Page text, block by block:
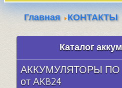
Главная КОНТАКТЫ
Каталог
АККУМУЛЯТОРЫ
от AKB24